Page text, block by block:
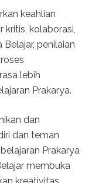
keahlian
kolaborasi,
penilaian
lebih
Prakarya.
dan
dan teman
Prakarya
membuka